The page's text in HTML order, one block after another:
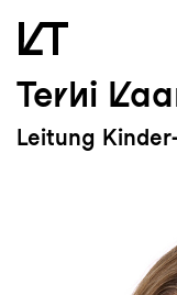
Zum
Zum Footer
Terhi
Leitung